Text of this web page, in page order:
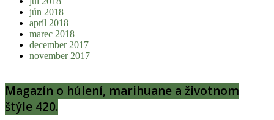
jún 2018
apríl 2018
marec 2018
december 2017
november 2017
Magazín o húlení, marihuane a životnom
štýle 420.